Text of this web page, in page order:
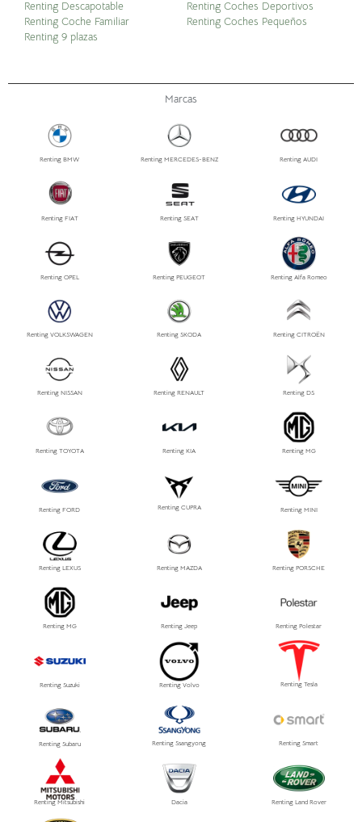
Renting Descapotable
Renting Coche Familiar
Renting 9 plazas
Renting Coches Deportivos
Renting Coches Pequeños
Marcas
Renting BMW Renting MERCEDES-BENZ Renting AUDI
Renting FIAT Renting SEAT Renting HYUNDAI
Renting OPEL Renting PEUGEOT Renting Alfa Romeo
Renting VOLKSWAGEN Renting SKODA Renting CITROËN
Renting NISSAN Renting RENAULT Renting DS
Renting TOYOTA Renting KIA Renting MG
Renting FORD Renting CUPRA Renting MINI
Renting LEXUS Renting MAZDA Renting PORSCHE
Renting MG Renting Jeep Renting Polestar
Renting Suzuki Renting Volvo Renting Tesla
Renting Subaru Renting Ssangyong Renting Smart
Renting Mitsubishi Dacia Renting Land Rover